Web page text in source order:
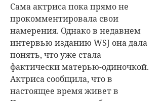
Сама актриса пока прямо не
прокомментировала свои
намерения. Однако в недавнем
интервью изданию WSJ она дала
понять, что уже стала
фактически матерью-одиночкой.
Актриса сообщила, что в
настоящее время живет в